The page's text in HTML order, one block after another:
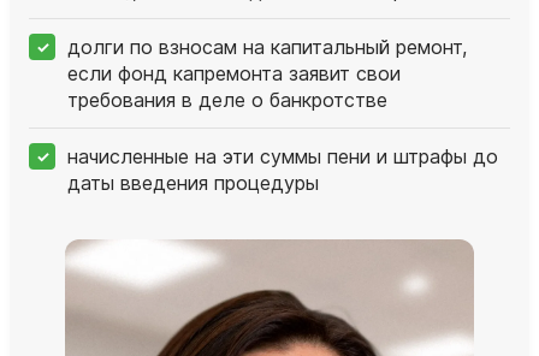
долги по взносам на капитальный ремонт,
если фонд капремонта заявит свои
требования в деле о банкротстве
начисленные на эти суммы пени и штрафы до
даты введения процедуры